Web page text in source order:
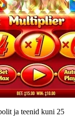
ja teenid kuni 25